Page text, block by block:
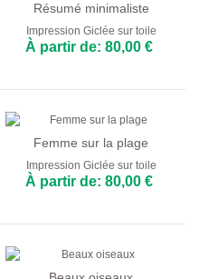
Résumé minimaliste
Impression Giclée sur toile
À partir de: 80,00 €
Femme sur la plage
Impression Giclée sur toile
À partir de: 80,00 €